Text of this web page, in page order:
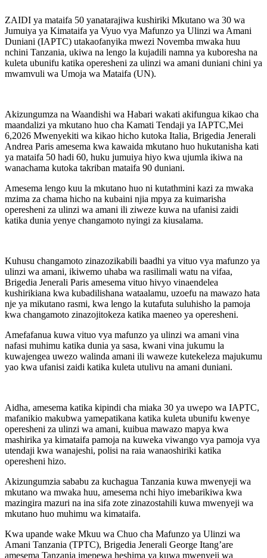
ZAIDI ya mataifa 50 yanatarajiwa kushiriki Mkutano wa 30 wa
Jumuiya ya Kimataifa ya Vyuo vya Mafunzo ya Ulinzi wa Amani
Duniani (IAPTC) utakaofanyika mwezi Novemba mwaka huu
nchini Tanzania, ukiwa na lengo la kujadili namna ya kuboresha na
kuleta ubunifu katika operesheni za ulinzi wa amani duniani chini ya
mwamvuli wa Umoja wa Mataifa (UN).
Akizungumza na Waandishi wa Habari wakati akifungua kikao cha
maandalizi ya mkutano huo cha Kamati Tendaji ya IAPTC,Mei
6,2026 Mwenyekiti wa kikao hicho kutoka Italia, Brigedia Jenerali
Andrea Paris amesema kwa kawaida mkutano huo hukutanisha kati
ya mataifa 50 hadi 60, huku jumuiya hiyo kwa ujumla ikiwa na
wanachama kutoka takriban mataifa 90 duniani.
Amesema lengo kuu la mkutano huo ni kutathmini kazi za mwaka
mzima za chama hicho na kubaini njia mpya za kuimarisha
operesheni za ulinzi wa amani ili ziweze kuwa na ufanisi zaidi
katika dunia yenye changamoto nyingi za kiusalama.
Kuhusu changamoto zinazozikabili baadhi ya vituo vya mafunzo ya
ulinzi wa amani, ikiwemo uhaba wa rasilimali watu na vifaa,
Brigedia Jenerali Paris amesema vituo hivyo vinaendelea
kushirikiana kwa kubadilishana wataalamu, uzoefu na mawazo hata
nje ya mikutano rasmi, kwa lengo la kutafuta suluhisho la pamoja
kwa changamoto zinazojitokeza katika maeneo ya operesheni.
Amefafanua kuwa vituo vya mafunzo ya ulinzi wa amani vina
nafasi muhimu katika dunia ya sasa, kwani vina jukumu la
kuwajengea uwezo walinda amani ili waweze kutekeleza majukumu
yao kwa ufanisi zaidi katika kuleta utulivu na amani duniani.
Aidha, amesema katika kipindi cha miaka 30 ya uwepo wa IAPTC,
mafanikio makubwa yamepatikana katika kuleta ubunifu kwenye
operesheni za ulinzi wa amani, kuibua mawazo mapya kwa
mashirika ya kimataifa pamoja na kuweka viwango vya pamoja vya
utendaji kwa wanajeshi, polisi na raia wanaoshiriki katika
operesheni hizo.
Akizungumzia sababu za kuchagua Tanzania kuwa mwenyeji wa
mkutano wa mwaka huu, amesema nchi hiyo imebarikiwa kwa
mazingira mazuri na ina sifa zote zinazostahili kuwa mwenyeji wa
mkutano huo muhimu wa kimataifa.
Kwa upande wake Mkuu wa Chuo cha Mafunzo ya Ulinzi wa
Amani Tanzania (TPTC), Brigedia Jenerali George Itang’are
amesema Tanzania imepewa heshima ya kuwa mwenyeji wa